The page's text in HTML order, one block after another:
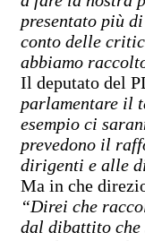
presentato più
conto delle
abbiamo
Il deputato del
parlamentare il
esempio ci
prevedono il
dirigenti e alle
Ma in che
“Direi che
dal dibattito che